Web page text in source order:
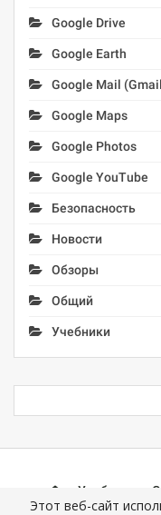
Google Drive
Google Earth
Google Mail (Gmail
Google Maps
Google Photos
Google YouTube
Безопасность
Новости
Обзоры
Общий
Учебники
Учебники
Этот веб-сайт